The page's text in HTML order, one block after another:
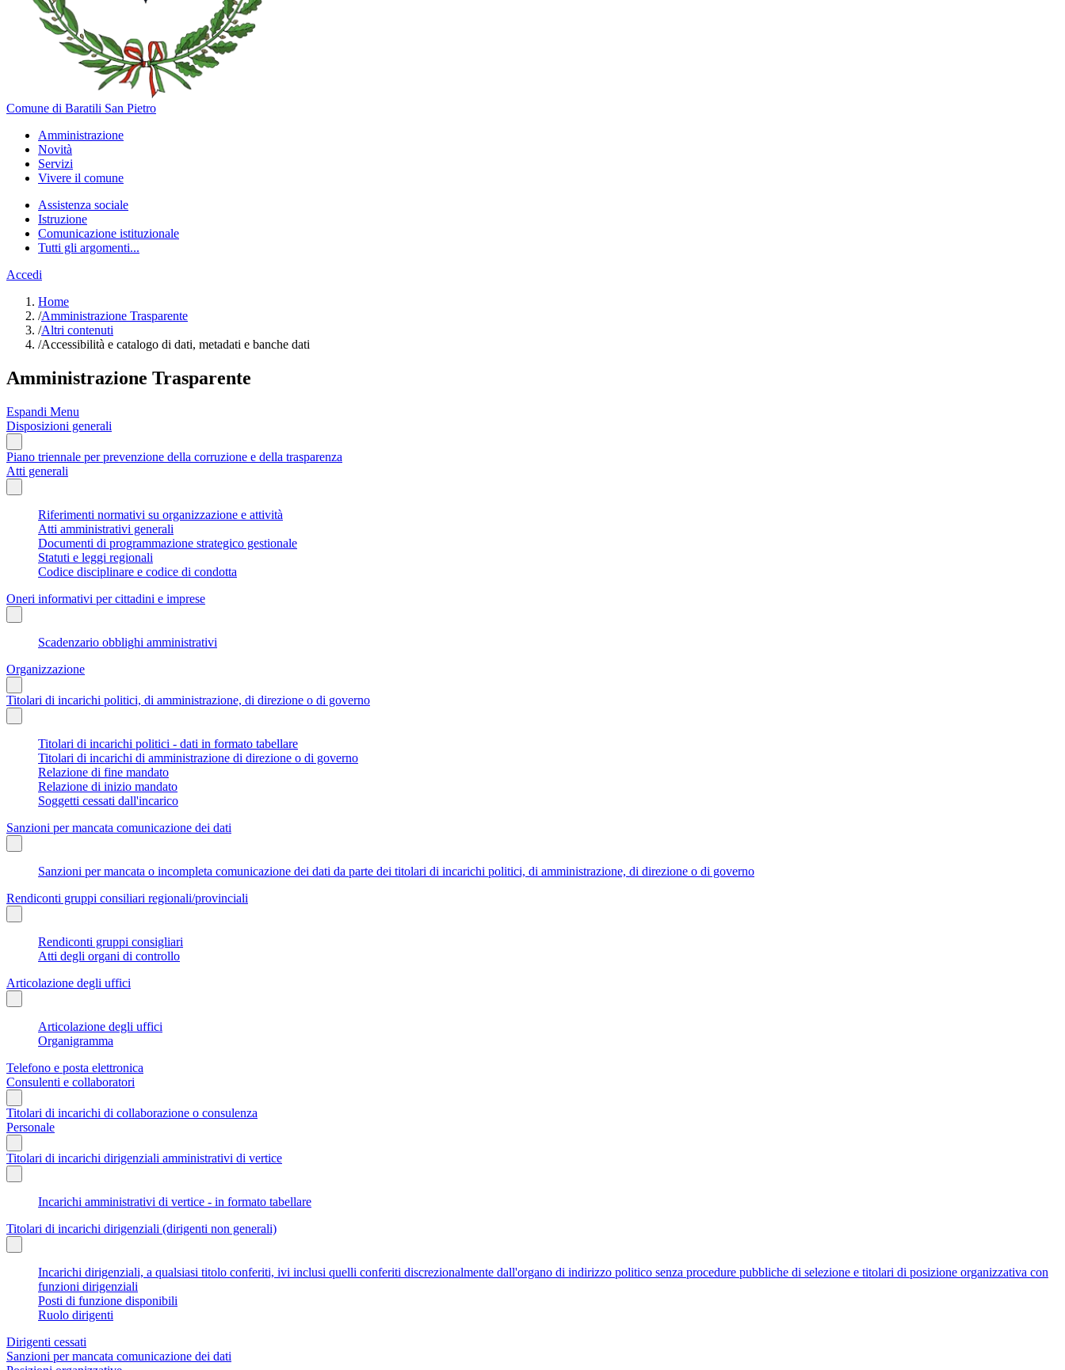
Comune di Baratili San Pietro
Amministrazione
Novità
Servizi
Vivere il comune
Assistenza sociale
Istruzione
Comunicazione istituzionale
Tutti gli argomenti...
Accedi
Home
/Amministrazione Trasparente
/Altri contenuti
/Accessibilità e catalogo di dati, metadati e banche dati
Amministrazione Trasparente
Espandi Menu
Disposizioni generali
Piano triennale per prevenzione della corruzione e della trasparenza
Atti generali
Riferimenti normativi su organizzazione e attività
Atti amministrativi generali
Documenti di programmazione strategico gestionale
Statuti e leggi regionali
Codice disciplinare e codice di condotta
Oneri informativi per cittadini e imprese
Scadenzario obblighi amministrativi
Organizzazione
Titolari di incarichi politici, di amministrazione, di direzione o di governo
Titolari di incarichi politici - dati in formato tabellare
Titolari di incarichi di amministrazione di direzione o di governo
Relazione di fine mandato
Relazione di inizio mandato
Soggetti cessati dall'incarico
Sanzioni per mancata comunicazione dei dati
Sanzioni per mancata o incompleta comunicazione dei dati da parte dei titolari di incarichi politici, di amministrazione, di direzione o di governo
Rendiconti gruppi consiliari regionali/provinciali
Rendiconti gruppi consigliari
Atti degli organi di controllo
Articolazione degli uffici
Articolazione degli uffici
Organigramma
Telefono e posta elettronica
Consulenti e collaboratori
Titolari di incarichi di collaborazione o consulenza
Personale
Titolari di incarichi dirigenziali amministrativi di vertice
Incarichi amministrativi di vertice - in formato tabellare
Titolari di incarichi dirigenziali (dirigenti non generali)
Incarichi dirigenziali, a qualsiasi titolo conferiti, ivi inclusi quelli conferiti discrezionalmente dall'organo di indirizzo politico senza procedure pubbliche di selezione e titolari di posizione organizzativa con
funzioni dirigenziali
Posti di funzione disponibili
Ruolo dirigenti
Dirigenti cessati
Sanzioni per mancata comunicazione dei dati